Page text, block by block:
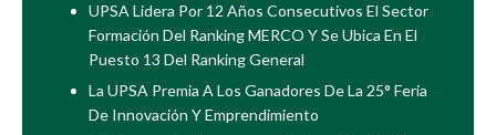
UPSA Lidera Por 12 Años Consecutivos El Sector
Formación Del Ranking MERCO Y Se Ubica En El
Puesto 13 Del Ranking General
La UPSA Premia A Los Ganadores De La 25° Feria
De Innovación Y Emprendimiento